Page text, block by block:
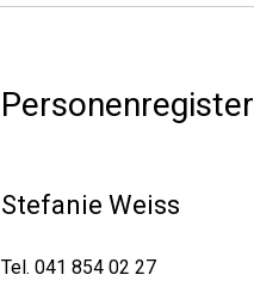
Personenregister
Stefanie Weiss
Tel. 041 854 02 27